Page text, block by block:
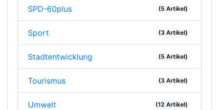
SPD-60plus (5 Artikel)
Sport (3 Artikel)
Stadtentwicklung (5 Artikel)
Tourismus (3 Artikel)
Umwelt (12 Artikel)